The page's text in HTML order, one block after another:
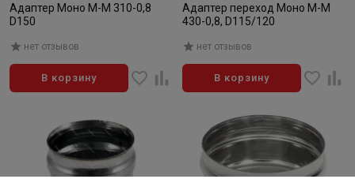
Адаптер Моно М-М 310-0,8
D150
нет отзывов
В корзину
Адаптер переход Моно М-М
430-0,8, D115/120
нет отзывов
В корзину